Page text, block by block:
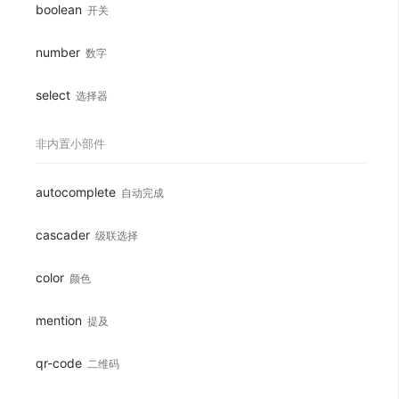
boolean 开关
number 数字
select 选择器
非内置小部件
autocomplete 自动完成
cascader 级联选择
color 颜色
mention 提及
qr-code 二维码